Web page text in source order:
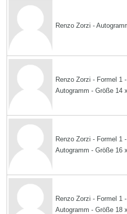
Renzo Zorzi -
Renzo Zorzi - Formel 1
Autogramm - Größe 14
Renzo Zorzi - Formel 1
Autogramm - Größe 16
Renzo Zorzi - Formel 1
Autogramm - Größe 18